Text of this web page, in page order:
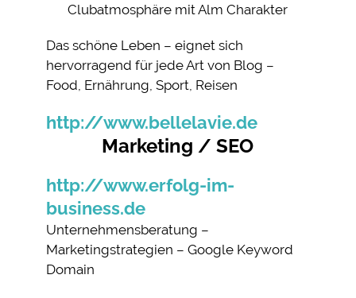
Clubatmosphäre mit Alm Charakter
Das schöne Leben – eignet sich
hervorragend für jede Art von Blog –
Food, Ernährung, Sport, Reisen
http://www.bellelavie.de
Marketing / SEO
http://www.erfolg-im-
business.de
Unternehmensberatung –
Marketingstrategien – Google Keyword
Domain